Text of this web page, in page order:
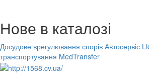
Нове в каталозі
Досудове врегулювання спорів Автосервіс
транспортування MedTransfer